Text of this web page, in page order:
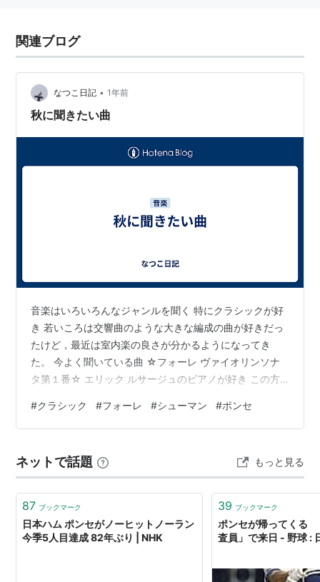
関連ブログ
なつこ日記 • 1年前
秋に聞きたい曲
音楽はいろいろんなジャンルを聞く 特にクラシックが好
き 若いころは交響曲のような大きな編成の曲が好きだっ
たけど，最近は室内楽の良さが分かるようになってき
た。 今よく聞いている曲 ☆フォーレ ヴァイオリンソナ
タ第１番☆ エリック ルサージュのピアノが好き この方
わらかい音が出るんだと感動した 樫本さんのヴァイオリ
ンも安定感抜群で素敵。 後半のピアノとヴァイオリンの
お二人のコンサートに行ったとき，この曲で樫本さんの
ヴァイオリンの本体の弦が切れて，ブチンッてかなり大
きな音がホールに響い…
#クラシック #フォーレ #シューマン #ポンセ
ネットで話題 もっと見る
87 ブックマーク
日本ハム ポンセがノーヒットノーラン
今季5人目達成 82年ぶり | NHK
39 ブックマーク
ポンセが帰ってくる
査員」で来日 - 野球 :